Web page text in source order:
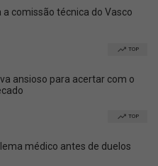
a comissão técnica do Vasco
TOP
ansioso para acertar com o
TOP
médico antes de duelos